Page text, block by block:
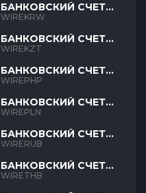
БАНКОВСКИЙ СЧЕТ
KRW
WIREKRW
БАНКОВСКИЙ СЧЕТ
KZT
WIREKZT
БАНКОВСКИЙ СЧЕТ
PHP
WIREPHP
БАНКОВСКИЙ СЧЕТ
PLN
WIREPLN
БАНКОВСКИЙ СЧЕТ
RUB
WIRERUB
БАНКОВСКИЙ СЧЕТ
THB
WIRETHB